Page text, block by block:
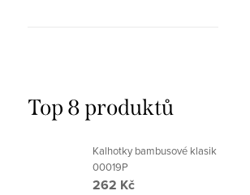
Top 8 produktů
Kalhotky bambusové klasik
00019P
262 Kč